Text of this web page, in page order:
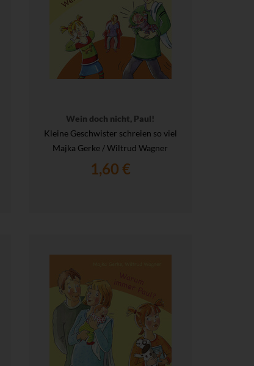
Wein doch nicht, Paul!
Kleine Geschwister schreien so viel
Majka Gerke / Wiltrud Wagner
1,60 €